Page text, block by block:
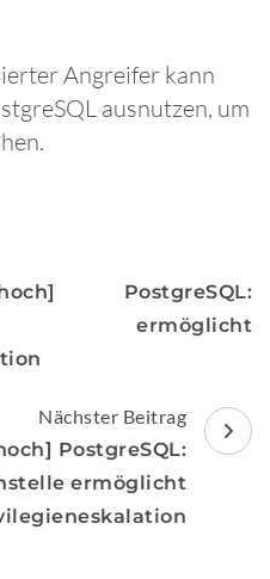
Angreifer kann
ausnutzen, um
PostgreSQL:
ermöglicht
Nächster Beitrag
PostgreSQL:
ermöglicht